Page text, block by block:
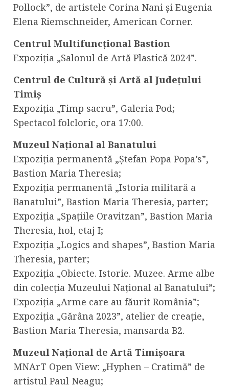
Pollock”, de artistele Corina Nani și Eugenia
Elena Riemschneider, American Corner.
Centrul Multifuncțional Bastion
Expoziția „Salonul de Artă Plastică 2024”.
Centrul de Cultură și Artă al Județului
Timiș
Expoziția „Timp sacru”, Galeria Pod;
Spectacol folcloric, ora 17:00.
Muzeul Național al Banatului
Expoziția permanentă „Ștefan Popa Popa’s”,
Bastion Maria Theresia;
Expoziția permanentă „Istoria militară a
Banatului”, Bastion Maria Theresia, parter;
Expoziția „Spațiile Oravitzan”, Bastion Maria
Theresia, hol, etaj I;
Expoziția „Logics and shapes”, Bastion Maria
Theresia, parter;
Expoziția „Obiecte. Istorie. Muzee. Arme albe
din colecția Muzeului Național al Banatului”;
Expoziția „Arme care au făurit România”;
Expoziția „Gărâna 2023”, atelier de creație,
Bastion Maria Theresia, mansarda B2.
Muzeul Național de Artă Timișoara
MNArT Open View: „Hyphen – Cratimă” de
artistul Paul Neagu;